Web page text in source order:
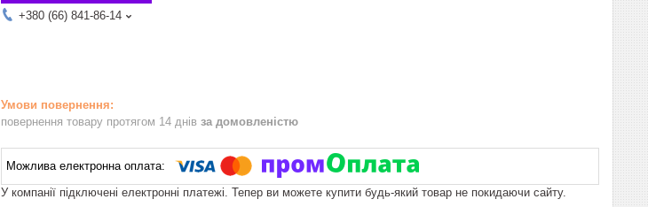
+380 (66) 841-86-14
повернення товару протягом 14 днів за домовленістю
У компанії підключені електронні платежі. Тепер ви можете купити будь-який товар не покидаючи сайту.